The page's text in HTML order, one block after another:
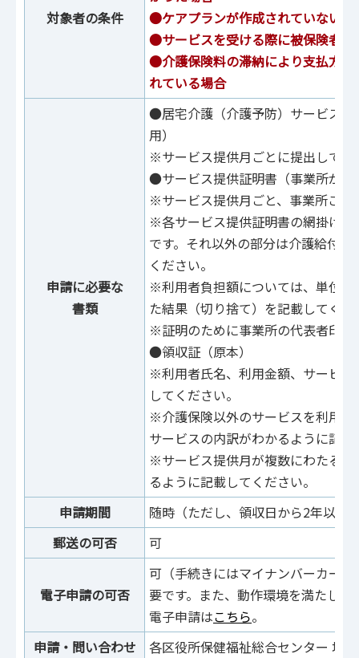
対象者の条件
●ケアプランが作成されていない場
●サービスを受ける際に被保険者証
●介護保険料の滞納により支払方法
れている場合
申請に必要な
書類
●居宅介護（介護予防）サービス費
用）
※サービス提供月ごとに提出してく
●サービス提供証明書（事業所が発
※サービス提供月ごと、事業所ごと
※各サービス提供証明書の網掛け
です。それ以外の部分は介護給付
ください。
※利用者負担額については、単位
た結果（切り捨て）を記載してくだ
※証明のために事業所の代表者印を
●領収証（原本）
※利用者氏名、利用金額、サービ
してください。
※介護保険以外のサービスを利用
サービスの内訳がわかるように記
※サービス提供月が複数にわたる
るように記載してください。
申請期間
随時（ただし、領収日から2年以内
郵送の可否
可
電子申請の可否
可（⼿続きにはマイナンバーカー
要です。また、動作環境を満たし
電⼦申請はこちら。
申請・問い合わせ
各区役所保健福祉総合センター 地